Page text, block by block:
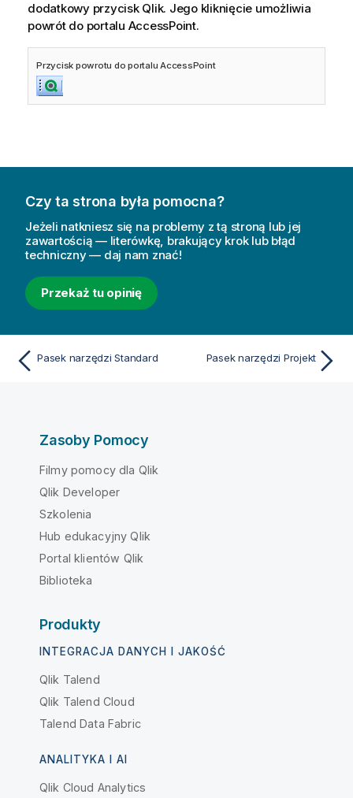
dodatkowy przycisk Qlik. Jego kliknięcie umożliwia
powrót do portalu AccessPoint.
Przycisk powrotu do portalu AccessPoint
Czy ta strona była pomocna?
Jeżeli natkniesz się na problemy z tą stroną lub jej
zawartością — literówkę, brakujący krok lub błąd
techniczny — daj nam znać!
Przekaż tu opinię
Pasek narzędzi Standard Pasek narzędzi Projekt
Zasoby Pomocy
Filmy pomocy dla Qlik
Qlik Developer
Szkolenia
Hub edukacyjny Qlik
Portal klientów Qlik
Biblioteka
Produkty
INTEGRACJA DANYCH I JAKOŚĆ
Qlik Talend
Qlik Talend Cloud
Talend Data Fabric
ANALITYKA I AI
Qlik Cloud Analytics